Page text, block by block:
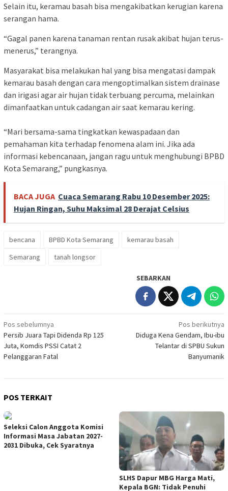
Selain itu, keramau basah bisa mengakibatkan kerugian karena
serangan hama.
“Gagal panen karena tanaman rentan rusak akibat hujan terus-
menerus,” terangnya.
Masyarakat bisa melakukan hal yang bisa mengatasi dampak
kemarau basah dengan cara mengoptimalkan sistem drainase
dan irigasi agar air hujan tidak terbuang percuma, melainkan
dimanfaatkan untuk cadangan air saat kemarau kering.
“Mari bersama-sama tingkatkan kewaspadaan dan
pemahaman kita terhadap fenomena alam ini. Jika ada
informasi kebencanaan, jangan ragu untuk menghubungi BPBD
Kota Semarang,” pungkasnya.
BACA JUGA Cuaca Semarang Rabu 10 Desember 2025:
Hujan Ringan, Suhu Maksimal 28 Derajat Celsius
bencana BPBD Kota Semarang
kemarau basah
Semarang
tanah longsor
SEBARKAN
Navigasi
pos
Pos sebelumnya
Persib Juara Tapi Didenda Rp 125
Juta, Komdis PSSI Catat 2
Pelanggaran Fatal
Pos berikutnya
Diduga Kena Gendam, Ibu-ibu
Telantar di SPBU Sukun
Banyumanik
POS TERKAIT
Seleksi Calon Anggota Komisi
Informasi Masa Jabatan 2027-
2031 Dibuka, Cek Syaratnya
SLHS Dapur MBG Harga Mati,
Kepala BGN: Tidak Penuhi